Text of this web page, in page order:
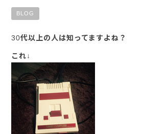
BLOG
30代以上の人は知ってますよね？
これ↓